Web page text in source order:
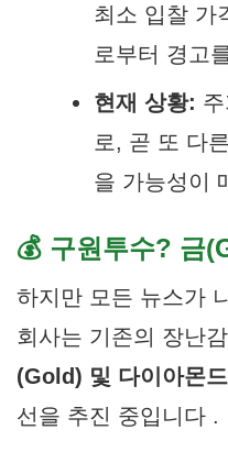
최소 입찰 가
로부터 경고
현재 상황:
로, 곧 또 다
을 가능성이
💰 구원투수? 금
하지만 모든 뉴스가
회사는 기존의 장난
(Gold) 및 다이아몬
선을 추진 중입니다 .